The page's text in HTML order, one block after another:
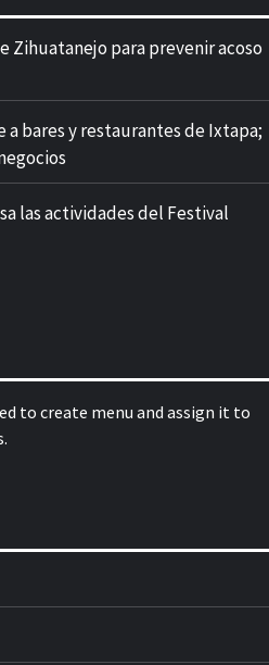
Zihuatanejo para prevenir acoso
bares y restaurantes de Ixtapa;
las actividades del Festival
to create menu and assign it to